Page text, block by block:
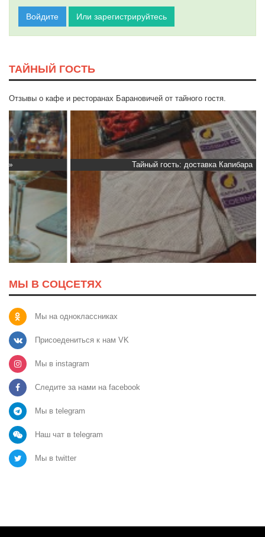
Войдите Или зарегистрируйтесь
ТАЙНЫЙ ГОСТЬ
Отзывы о кафе и ресторанах Барановичей от тайного гостя.
Тайный гость: доставка Капибара
МЫ В СОЦСЕТЯХ
Мы на одноклассниках
Присоедениться к нам VK
Мы в instagram
Следите за нами на facebook
Мы в telegram
Наш чат в telegram
Мы в twitter